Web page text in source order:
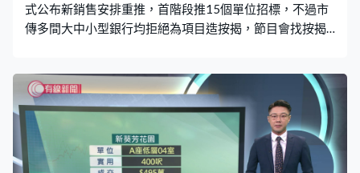
式公布新銷售安排重推，首階段推15個單位招標，不過市
傳多間大中小型銀行均拒絕為項目造按揭，節目會找按揭